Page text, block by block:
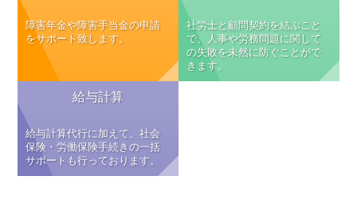
障害年金や障害手当金の申請
をサポート致します。
社労士と顧問契約を結ぶこと
で、人事や労務問題に関して
の失敗を未然に防ぐことがで
きます。
給与計算
給与計算代行に加えて、社会
保険・労働保険手続きの一括
サポートも行っております。